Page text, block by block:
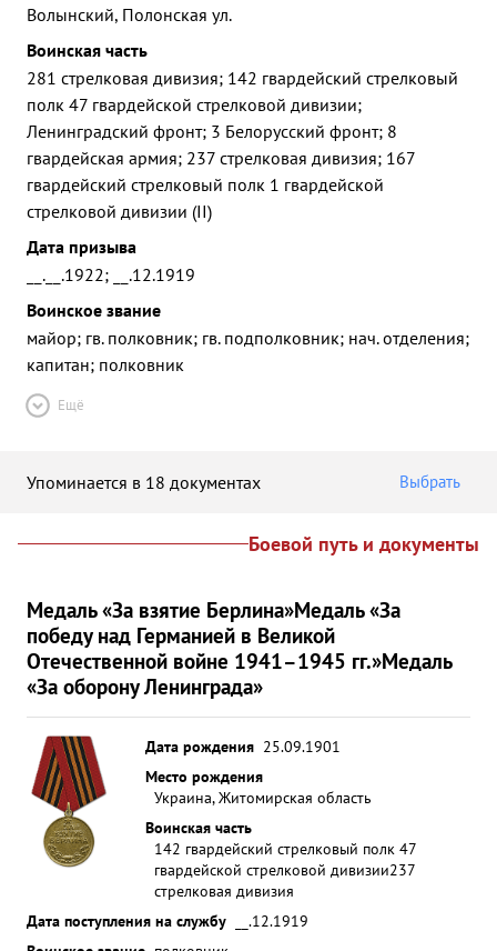
Волынский, Полонская ул.
Воинская часть
281 стрелковая дивизия; 142 гвардейский стрелковый
полк 47 гвардейской стрелковой дивизии;
Ленинградский фронт; 3 Белорусский фронт; 8
гвардейская армия; 237 стрелковая дивизия; 167
гвардейский стрелковый полк 1 гвардейской
стрелковой дивизии (II)
Дата призыва
__.__.1922; __.12.1919
Воинское звание
майор; гв. полковник; гв. подполковник; нач. отделения;
капитан; полковник
Ещё
Упоминается в 18 документах Выбрать
Боевой путь и документы
Медаль «За взятие Берлина»Медаль «За
победу над Германией в Великой
Отечественной войне 1941–1945 гг.»Медаль
«За оборону Ленинграда»
Дата рождения 25.09.1901
Место рождения
Украина, Житомирская область
Воинская часть
142 гвардейский стрелковый полк 47
гвардейской стрелковой дивизии237
стрелковая дивизия
Дата поступления на службу
__.12.1919